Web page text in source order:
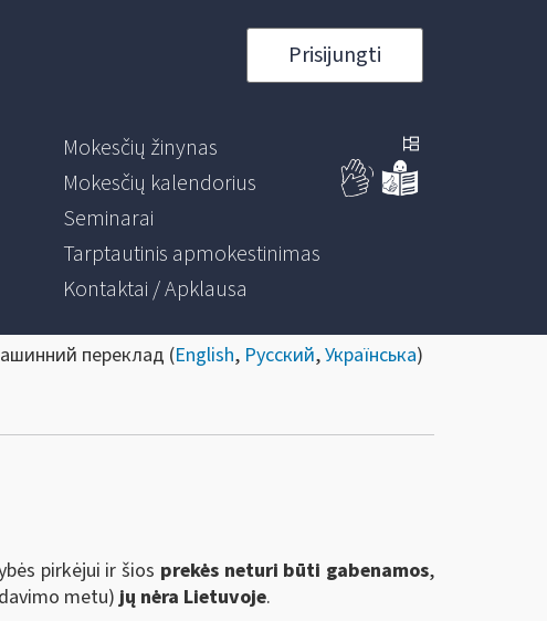
Prisijungti
Mokesčių žinynas
Mokesčių kalendorius
Seminarai
Tarptautinis apmokestinimas
Kontaktai / Apklausa
переклад (English, Русский,Українська)
pirkėjui ir šios prekės neturi būti gabenamos,
metu)jų nėra Lietuvoje.